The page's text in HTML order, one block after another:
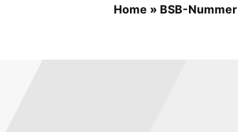
Home » BSB-Nummer